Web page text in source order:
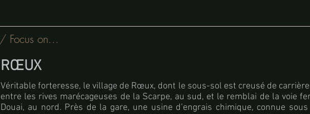
RŒUX
Véritable forteresse, le village de Rœux, dont le sous-sol est creusé de
entre les rives marécageuses de la Scarpe, au sud, et le remblai de la voie
Douai, au nord. Près de la gare, une usine d’engrais chimique, connue
/ Focus on...